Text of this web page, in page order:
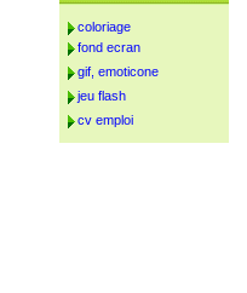
coloriage
fond ecran
gif, emoticone
jeu flash
cv emploi